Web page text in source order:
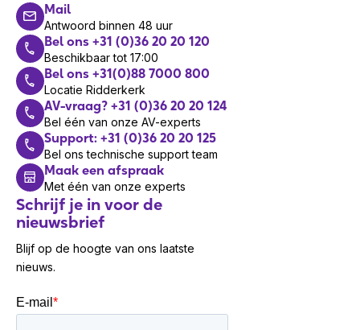
Mail
Antwoord binnen 48 uur
Bel ons +31 (0)36 20 20 120
Beschikbaar tot 17:00
Bel ons +31(0)88 7000 800
Locatie Ridderkerk
AV-vraag? +31 (0)36 20 20 124
Bel één van onze AV-experts
Support: +31 (0)36 20 20 125
Bel ons technische support team
Maak een afspraak
Met één van onze experts
Schrijf je in voor de
nieuwsbrief
Blijf op de hoogte van ons laatste
nieuws.